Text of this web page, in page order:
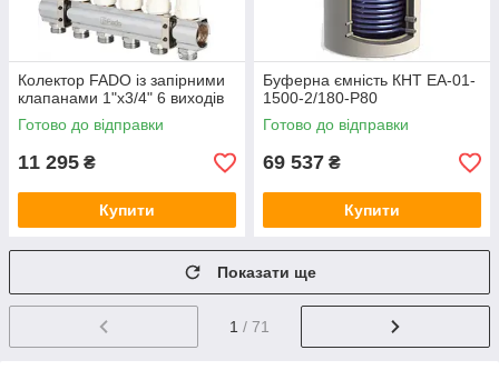
Колектор FADO із запірними
клапанами 1"х3/4" 6 виходів
Готово до відправки
11 295 ₴
Купити
Буферна ємність КНТ ЕА-01-
1500-2/180-P80
Готово до відправки
69 537 ₴
Купити
Показати ще
1 / 71